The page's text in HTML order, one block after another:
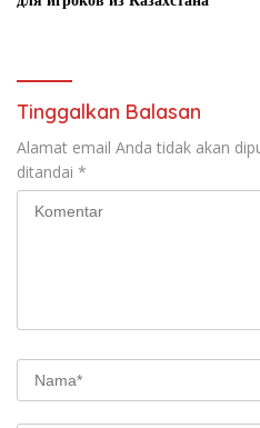
Tinggalkan Balasan
Alamat email Anda tidak akan
ditandai *